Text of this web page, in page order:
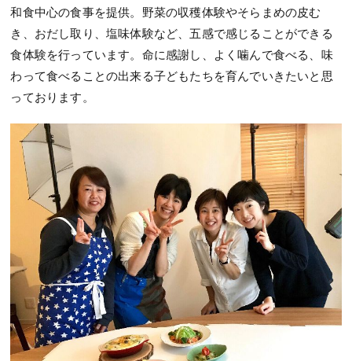
和食中心の食事を提供。野菜の収穫体験やそらまめの皮む
き、おだし取り、塩味体験など、五感で感じることができる
食体験を行っています。命に感謝し、よく噛んで食べる、味
わって食べることの出来る子どもたちを育んでいきたいと思
っております。